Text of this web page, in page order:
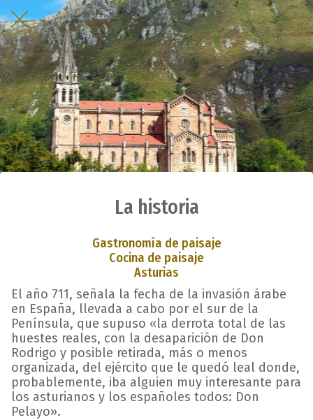
La historia
Gastronomía de paisaje
Cocina de paisaje
Asturias
El año 711, señala la fecha de la invasión árabe
en España, llevada a cabo por el sur de la
Península, que supuso «la derrota total de las
huestes reales, con la desaparición de Don
Rodrigo y posible retirada, más o menos
organizada, del ejército que le quedó leal donde,
probablemente, iba alguien muy interesante para
los asturianos y los españoles todos: Don
Pelayo».